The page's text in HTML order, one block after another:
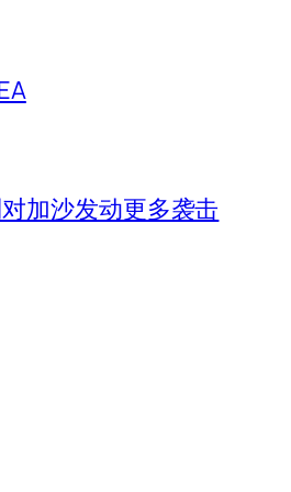
加沙发动更多袭击